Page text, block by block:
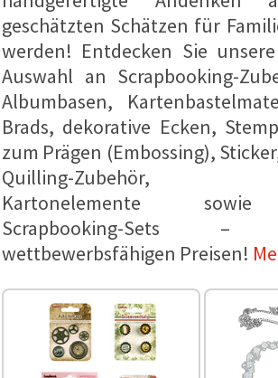
sicherzustellen.
Mit Ihrer
Einwilligung
nutzen wir
außerdem
Analyse-,
Marketing-
und
Funktionszwecken,
um unser
Angebot zu
verbessern
und
personalisierte
Inhalte
anzuzeigen.
zuzustimmen.
• Klicken Sie
geschätzten Schätzen für
werden! Entdecken Sie
Auswahl an Scrapbooking-
Albumbasen,
Brads, dekorative Ecken,
zum Prägen (Embossing),
Quilling-Zubehör,
Kartonelemente
Scrapbooking-
wettbewerbsfähigen Preisen!